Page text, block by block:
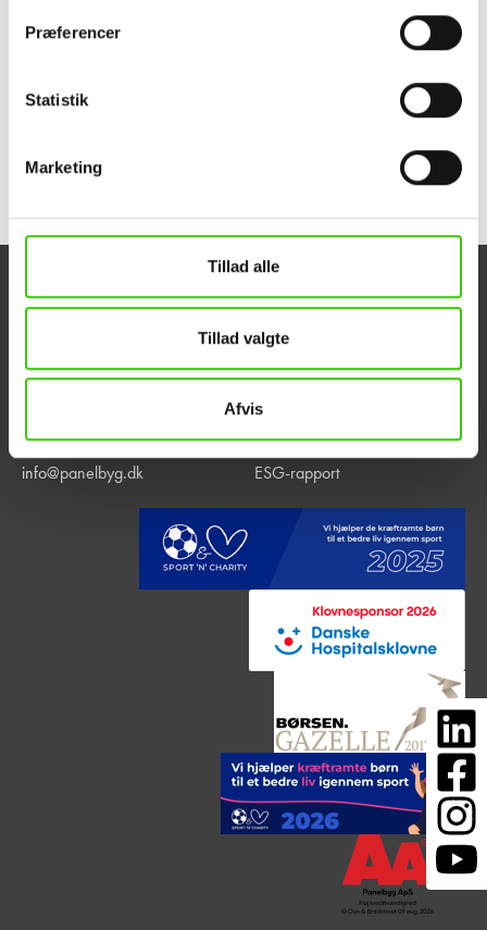
Præferencer
Statistik
Marketing
Tillad alle
Tillad valgte
Afvis
Dokumenter
Panelbyg ApS
Tlf. +45 88 32 17 70
info@panelbyg.dk
Kundeservice
Referencer
Kontakt
ESG-rapport